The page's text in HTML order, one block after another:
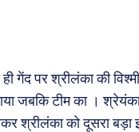
गेंद पर श्रीलंका की
जबकि टीम का ।
श्रीलंका को दूसरा